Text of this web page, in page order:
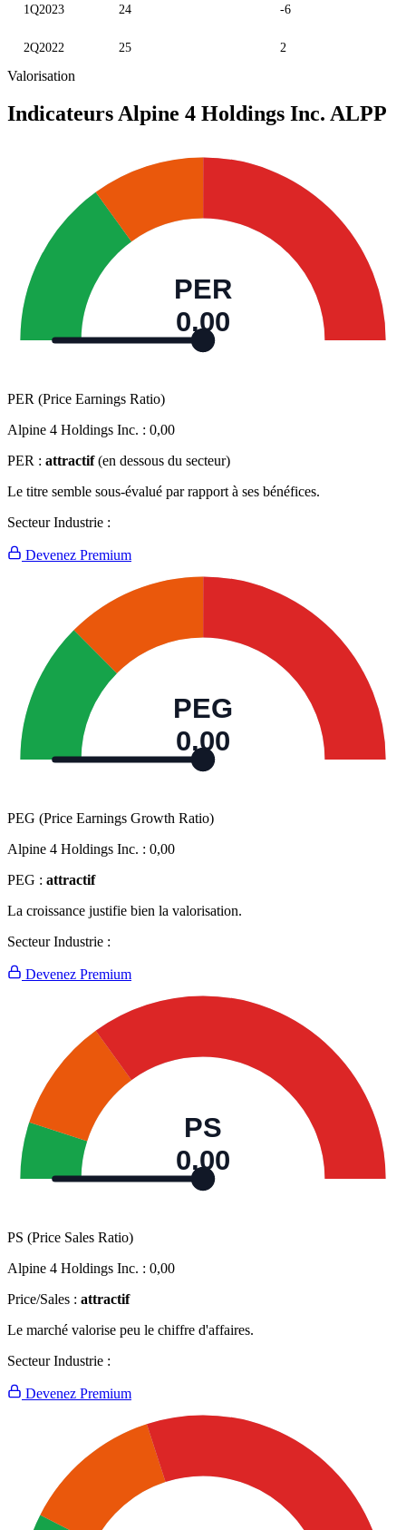
1Q2023 24 -6
2Q2022 25 2
Valorisation
Indicateurs Alpine 4 Holdings Inc. ALPP
PER
0,00
PER (Price Earnings Ratio)
Alpine 4 Holdings Inc. : 0,00
PER : attractif (en dessous du secteur)
Le titre semble sous-évalué par rapport à ses bénéfices.
Secteur Industrie :
Devenez Premium
PEG
0,00
PEG (Price Earnings Growth Ratio)
Alpine 4 Holdings Inc. : 0,00
PEG : attractif
La croissance justifie bien la valorisation.
Secteur Industrie :
Devenez Premium
PS
0,00
PS (Price Sales Ratio)
Alpine 4 Holdings Inc. : 0,00
Price/Sales : attractif
Le marché valorise peu le chiffre d'affaires.
Secteur Industrie :
Devenez Premium